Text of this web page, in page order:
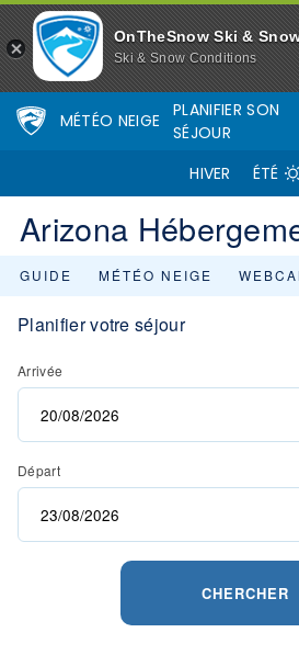
OnTheSnow Ski &
Ski & Snow Conditions
MÉTÉO NEIGE
PLANIFIER SON
SÉJOUR
HIVER ÉTÉ
Arizona
GUIDE MÉTÉO NEIGE
Planifier votre séjour
Arrivée
Départ
CHERCHER